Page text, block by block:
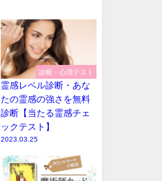
診断・心理テスト
霊感レベル診断・あな
たの霊感の強さを無料
診断【当たる霊感チェ
ックテスト】
2023.03.25